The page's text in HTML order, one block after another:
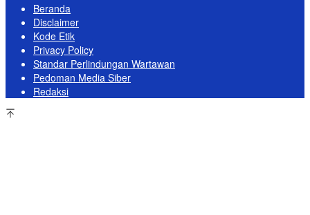
Beranda
Disclaimer
Kode Etik
Privacy Policy
Standar Perlindungan Wartawan
Pedoman Media Siber
Redaksi